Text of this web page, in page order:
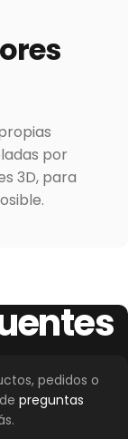
por
3D, para
pedidos o
preguntas